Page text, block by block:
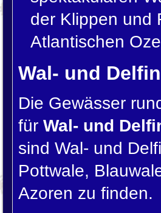
der Klippen und
Atlantischen
Wal- und
Die Gewässer
für Wal- und
sind Wal- und
Pottwale,
Azoren zu finden.